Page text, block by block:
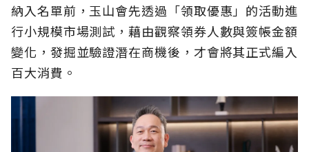
納入名單前，玉山會先透過「領取優惠」的活動進
行小規模市場測試，藉由觀察領券人數與簽帳金額
變化，發掘並驗證潛在商機後，才會將其正式編入
百大消費。